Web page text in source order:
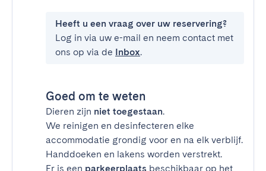
Heeft u een vraag over uw reservering?
Log in via uw e-mail en neem contact met
ons op via de Inbox.
Goed om te weten
Dieren zijn niet toegestaan.
We reinigen en desinfecteren elke
accommodatie grondig voor en na elk verblijf.
Handdoeken en lakens worden verstrekt.
Er is een parkeerplaats beschikbaar op het